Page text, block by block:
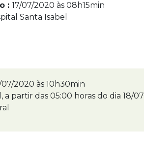
: 17/07/2020 às 08h15min
Santa Isabel
07/2020 às 10h30min
partir das 05:00 horas do dia 18/07